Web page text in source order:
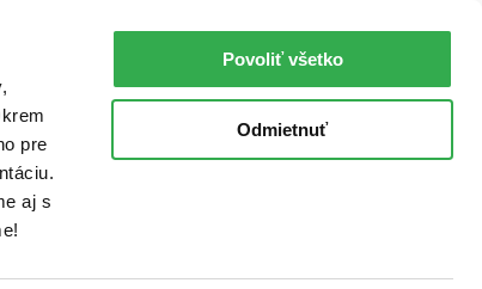
pre
aj s
Povoliť všetko
Odmietnuť